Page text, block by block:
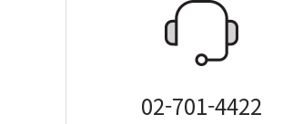
02-701-4422